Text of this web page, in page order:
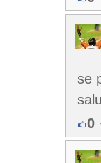
se
0